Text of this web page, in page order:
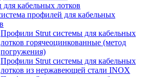
для кабельных лотков
профилей для кабельных
Профили Strut системы для кабельных
лотков горячеоцинкованные (метод
погружения)
Профили Strut системы для кабельных
лотков из нержавеющей стали INOX